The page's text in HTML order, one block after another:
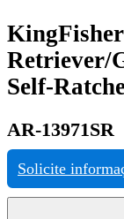
Retriever/
Self-
AR-13971SR
Solicite